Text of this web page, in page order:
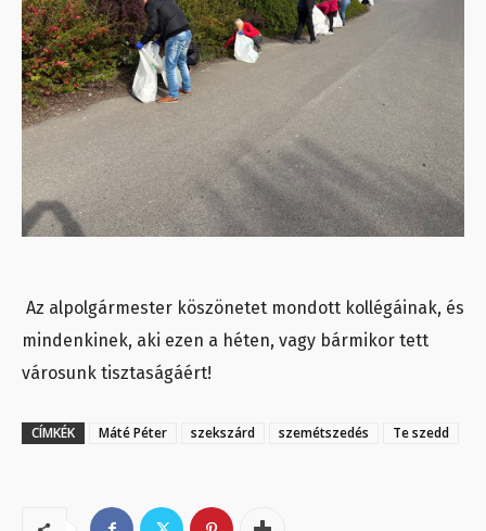
Az alpolgármester köszönetet mondott kollégáinak, és
mindenkinek, aki ezen a héten, vagy bármikor tett
városunk tisztaságáért!
CÍMKÉK Máté Péter szekszárd szemétszedés Te szedd